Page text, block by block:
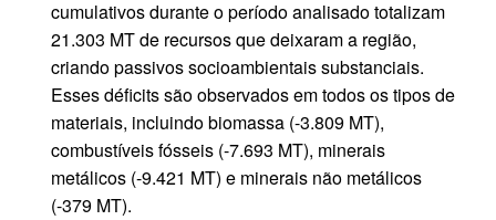
cumulativos durante o período analisado totalizam
21.303 MT de recursos que deixaram a região,
criando passivos socioambientais substanciais.
Esses déficits são observados em todos os tipos de
materiais, incluindo biomassa (-3.809 MT),
combustíveis fósseis (-7.693 MT), minerais
metálicos (-9.421 MT) e minerais não metálicos
(-379 MT).